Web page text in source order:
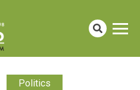
Politics